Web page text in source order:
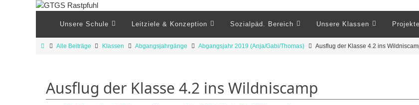
springen
Unsere Schule Leitziele & Konzeption Sozialpäd. Bereich Unsere Klassen
StartAlle Beiträge Klassen Abgangsjahrgänge Abgangsjahr 2019 (Anja/Gabi/Thomas) Ausflug der Klasse 4.2 ins
Ausflug der Klasse 4.2 ins Wildniscamp